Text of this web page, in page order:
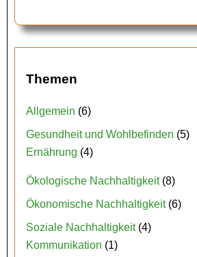
Themen
Allgemein (6)
Gesundheit und Wohlbefinden (5)
Ernährung (4)
Ökologische Nachhaltigkeit(8)
Ökonomische Nachhaltigkeit(6)
Soziale Nachhaltigkeit(4)
Kommunikation (1)